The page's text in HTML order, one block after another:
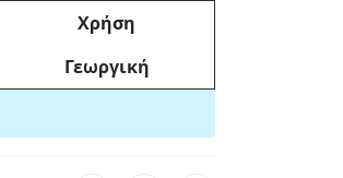
Χρήση
Γεωργική